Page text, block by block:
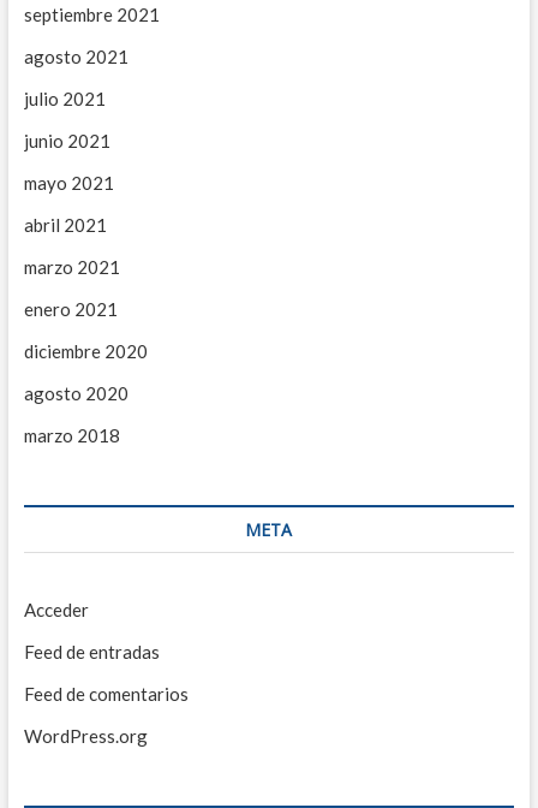
septiembre 2021
agosto 2021
julio 2021
junio 2021
mayo 2021
abril 2021
marzo 2021
enero 2021
diciembre 2020
agosto 2020
marzo 2018
META
Acceder
Feed de entradas
Feed de comentarios
WordPress.org